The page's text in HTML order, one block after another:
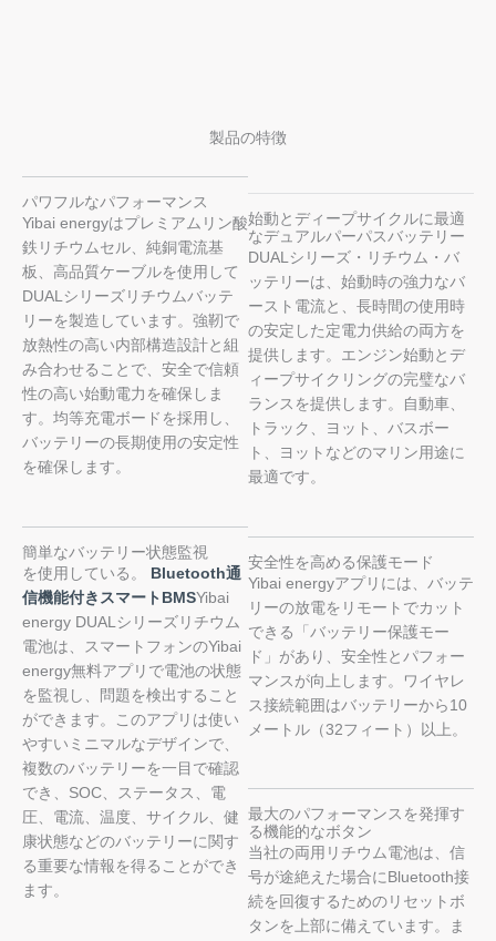
製品の特徴
パワフルなパフォーマンス
Yibai energyはプレミアムリン酸
鉄リチウムセル、純銅電流基
板、高品質ケーブルを使用して
DUALシリーズリチウムバッテ
リーを製造しています。強靭で
放熱性の高い内部構造設計と組
み合わせることで、安全で信頼
性の高い始動電力を確保しま
す。均等充電ボードを採用し、
バッテリーの長期使用の安定性
を確保します。
簡単なバッテリー状態監視
を使用している。 Bluetooth通
信機能付きスマートBMSYibai
energy DUALシリーズリチウム
電池は、スマートフォンのYibai
energy無料アプリで電池の状態
を監視し、問題を検出すること
ができます。このアプリは使い
やすいミニマルなデザインで、
複数のバッテリーを一目で確認
でき、SOC、ステータス、電
圧、電流、温度、サイクル、健
康状態などのバッテリーに関す
る重要な情報を得ることができ
ます。
始動とディープサイクルに最適
なデュアルパーパスバッテリー
DUALシリーズ・リチウム・バ
ッテリーは、始動時の強力なバ
ースト電流と、長時間の使用時
の安定した定電力供給の両方を
提供します。エンジン始動とデ
ィープサイクリングの完璧なバ
ランスを提供します。自動車、
トラック、ヨット、バスボー
ト、ヨットなどのマリン用途に
最適です。
安全性を高める保護モード
Yibai energyアプリには、バッテ
リーの放電をリモートでカット
できる「バッテリー保護モー
ド」があり、安全性とパフォー
マンスが向上します。ワイヤレ
ス接続範囲はバッテリーから10
メートル（32フィート）以上。
最大のパフォーマンスを発揮す
る機能的なボタン
当社の両用リチウム電池は、信
号が途絶えた場合にBluetooth接
続を回復するためのリセットボ
タンを上部に備えています。ま